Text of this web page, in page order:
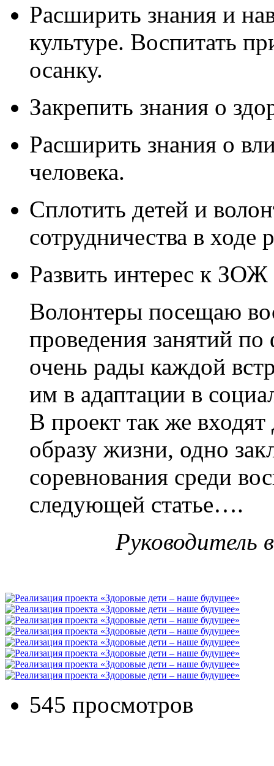
Расширить знания и
культуре. Воспитать
осанку.
Закрепить знания о
Расширить знания о
человека.
Сплотить детей и
сотрудничества в ходе
Развить интерес к ЗОЖ
Волонтеры посещаю
проведения занятий
очень рады каждой
им в адаптации в
В проект так же
образу жизни, одно
соревнования среди
следующей статье….
Руководитель
545 просмотров